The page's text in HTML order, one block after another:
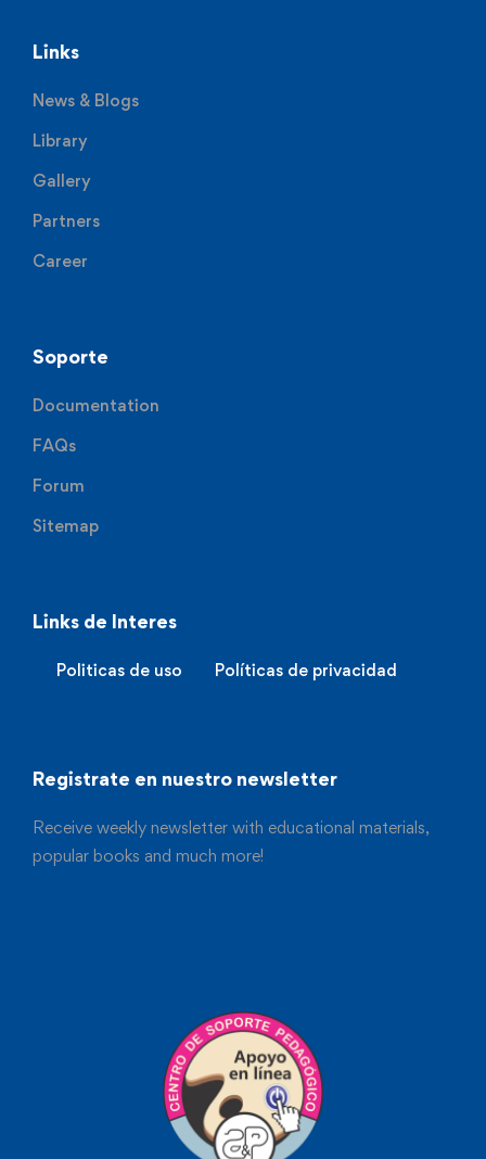
Links
News & Blogs
Library
Gallery
Partners
Career
Soporte
Documentation
FAQs
Forum
Sitemap
Links de Interes
Politicas de uso Políticas de privacidad
Registrate en nuestro newsletter
Receive weekly newsletter with educational materials,
popular books and much more!